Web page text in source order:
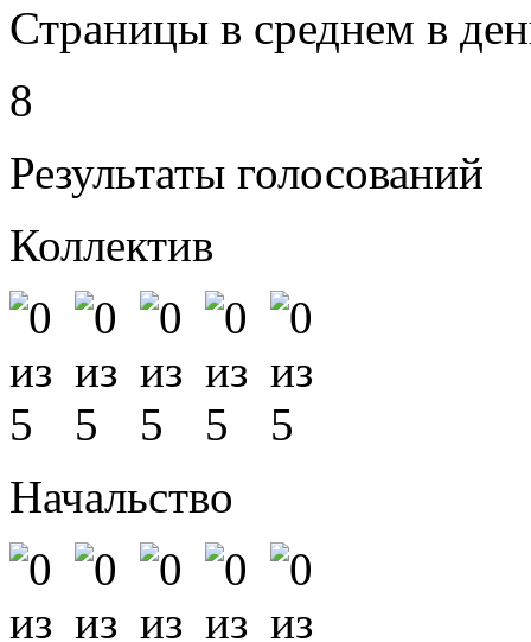
Страницы в среднем в
8
Результаты голосований
Коллектив
Начальство